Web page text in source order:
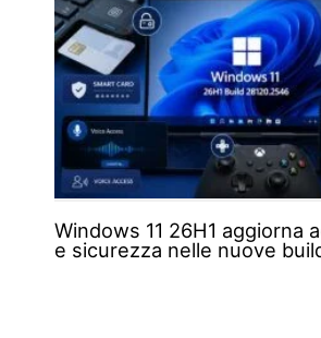
Windows 11 26H1 aggiorna
e sicurezza nelle nuove